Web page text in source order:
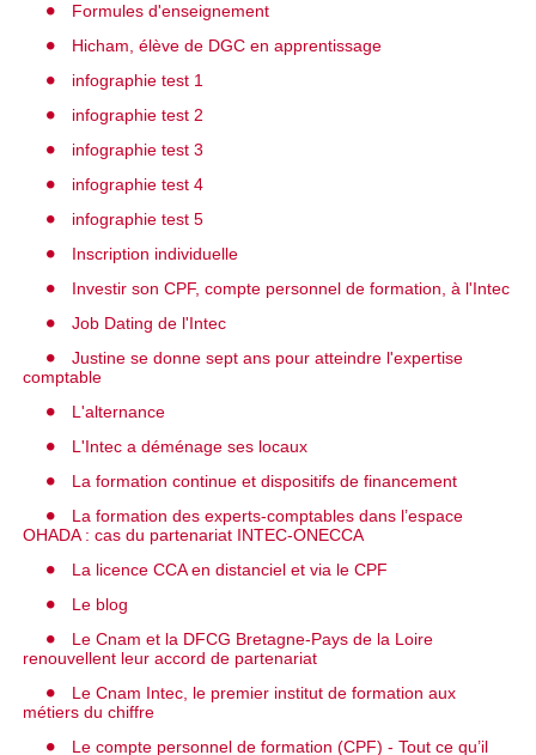
Formules d'enseignement
Hicham, élève de DGC en apprentissage
infographie test 1
infographie test 2
infographie test 3
infographie test 4
infographie test 5
Inscription individuelle
Investir son CPF, compte personnel de formation, à l'Intec
Job Dating de l'Intec
Justine se donne sept ans pour atteindre l'expertise
comptable
L'alternance
L'Intec a déménage ses locaux
La formation continue et dispositifs de financement
La formation des experts-comptables dans l’espace
OHADA : cas du partenariat INTEC-ONECCA
La licence CCA en distanciel et via le CPF
Le blog
Le Cnam et la DFCG Bretagne-Pays de la Loire
renouvellent leur accord de partenariat
Le Cnam Intec, le premier institut de formation aux
métiers du chiffre
Le compte personnel de formation (CPF) - Tout ce qu’il